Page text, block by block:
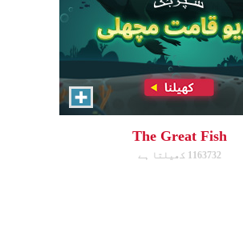
The Great Fish
1163732 کھیلتا ہے